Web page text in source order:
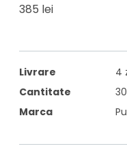
385 lei
Livrare
4
Cantitate
Marca